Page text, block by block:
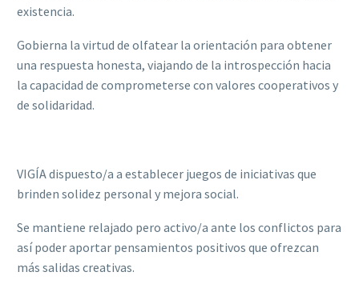
existencia.
Gobierna la virtud de olfatear la orientación para obtener
una respuesta honesta, viajando de la introspección hacia
la capacidad de comprometerse con valores cooperativos y
de solidaridad.
VIGÍA dispuesto/a a establecer juegos de iniciativas que
brinden solidez personal y mejora social.
Se mantiene relajado pero activo/a ante los conflictos para
así poder aportar pensamientos positivos que ofrezcan
más salidas creativas.